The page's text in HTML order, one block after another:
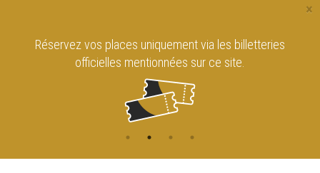
×
Réservez vos places uniquement via les billetteries
officielles mentionnées sur ce site.